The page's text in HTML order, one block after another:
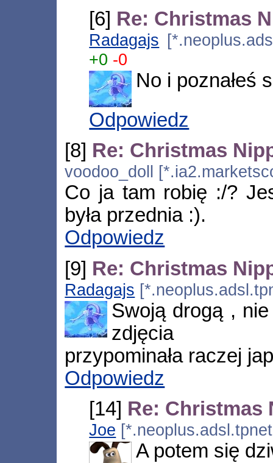
[6] Re: Christmas
Radagajs
+0 -0
No i poznałeś
Odpowiedz
[8] Re: Christmas
voodoo_doll
Co ja tam robię :/?
była przednia :).
Odpowiedz
[9] Re: Christmas
Radagajs
Swoją drogą ,
zdjęcia (http://
przypominała raczej
Odpowiedz
[14] Re: Christmas
Joe
A potem się